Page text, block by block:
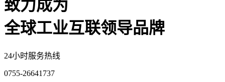
致力成为
全球工业互联领导品牌
24小时服务热线
0755-26641737